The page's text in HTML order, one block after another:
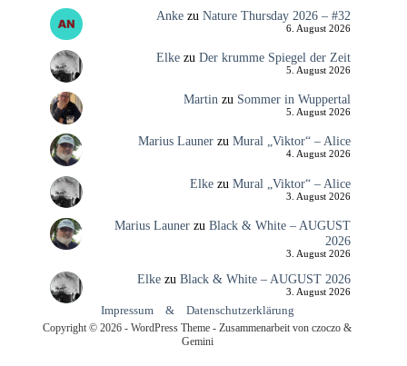
Ankezu Nature Thursday 2026 – #32
6. August 2026
Elkezu Der krumme Spiegel der Zeit
5. August 2026
Martinzu Sommer in Wuppertal
5. August 2026
Marius Launerzu Mural „Viktor“ – Alice
4. August 2026
Elkezu Mural „Viktor“ – Alice
3. August 2026
Marius Launerzu Black & White – AUGUST
2026
3. August 2026
Elkezu Black & White – AUGUST 2026
3. August 2026
Impressum & Datenschutzerklärung
Copyright © 2026 - WordPress Theme - Zusammenarbeit von czoczo &
Gemini